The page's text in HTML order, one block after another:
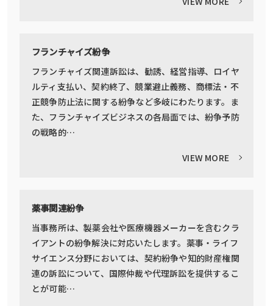
フランチャイズ紛争
フランチャイズ関連訴訟は、勧誘、経営指導、ロイヤ
ルティ支払い、契約終了、競業避止義務、商標法・不
正競争防止法に関する紛争など多岐にわたります。ま
た、フランチャイズビジネスの各局面では、紛争予防
の戦略的…
VIEW MORE
薬事関連紛争
当事務所は、製薬会社や医療機器メーカーを含むクラ
イアントの紛争解決に対応いたします。薬事・ライフ
サイエンス分野においては、契約紛争や知的財産権関
連の訴訟について、国際仲裁や代理訴訟を提供するこ
とが可能…